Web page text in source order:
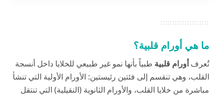
ما هي أورام قلبية؟
تُعرفأورام قلبية طبياً بأنها نمو غير طبيعي للخلايا داخل أنسجة
القلب، وهي تنقسم إلى فئتين رئيستين: الأورام الأولية التي تنشأ
مباشرة من خلايا القلب، والأورام الثانوية (النقيلية) التي تنتقل